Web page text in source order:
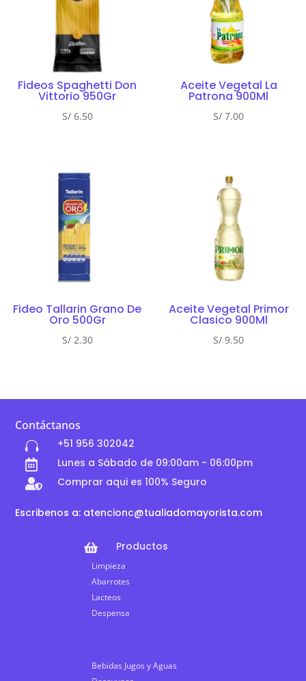
Fideos Spaghetti Don
Vittorio 950Gr
S/6.50
Aceite Vegetal La
Patrona 900Ml
S/ 7.00
Fideo Tallarin Grano De
Oro 500Gr
S/2.30
Aceite Vegetal Primor
Clasico 900Ml
S/ 9.50
Contáctanos
 +51 956 302042
 Lunes a Sábado de 09:00am - 06:00pm
 Comprar aqui es 100% Seguro
Escribenos a: atencionc@tualiadomayorista.com
 Productos
Limpieza
Abarrotes
Lacteos
Despensa
Bebidas Jugos y Aguas